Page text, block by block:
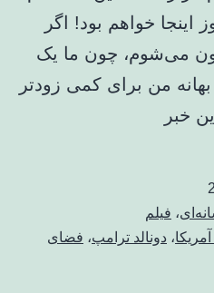
خواهم بود! اگر
می‌شوم، چون ما یک
من برای کمی زودتر
خبر
، فیلم
، دونالد ترامپ، فضای